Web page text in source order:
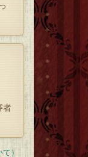
者
）